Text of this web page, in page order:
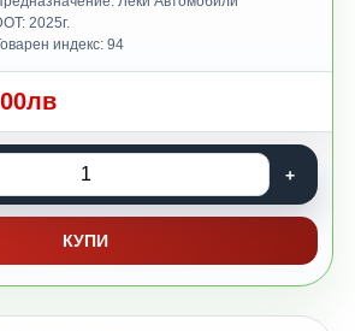
2025г.
индекс: 94
КУПИ